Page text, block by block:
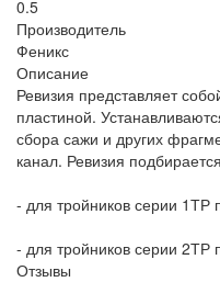
0.5
Производитель
Феникс
Описание
Ревизия представляет
пластиной.
сбора сажи и других
канал. Ревизия
- для тройников серии
- для тройников серии 2ТР
Отзывы